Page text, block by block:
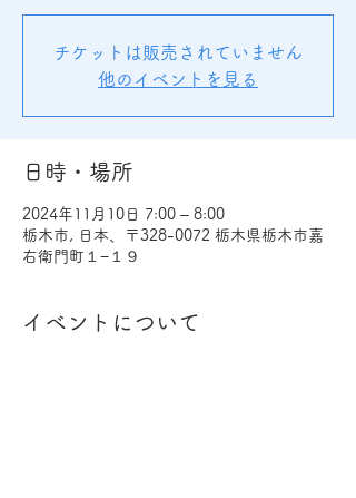
チケットは販売されていません
他のイベントを見る
日時・場所
2024年11月10日 7:00 – 8:00
栃木市, 日本、〒328-0072 栃木県栃木市嘉
右衛門町１−１９
イベントについて